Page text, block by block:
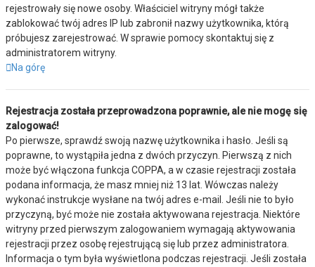
rejestrowały się nowe osoby. Właściciel witryny mógł także
zablokować twój adres IP lub zabronił nazwy użytkownika, którą
próbujesz zarejestrować. W sprawie pomocy skontaktuj się z
administratorem witryny.
Na górę
Rejestracja została przeprowadzona poprawnie, ale nie mogę się
zalogować!
Po pierwsze, sprawdź swoją nazwę użytkownika i hasło. Jeśli są
poprawne, to wystąpiła jedna z dwóch przyczyn. Pierwszą z nich
może być włączona funkcja COPPA, a w czasie rejestracji została
podana informacja, że masz mniej niż 13 lat. Wówczas należy
wykonać instrukcje wysłane na twój adres e-mail. Jeśli nie to było
przyczyną, być może nie została aktywowana rejestracja. Niektóre
witryny przed pierwszym zalogowaniem wymagają aktywowania
rejestracji przez osobę rejestrującą się lub przez administratora.
Informacja o tym była wyświetlona podczas rejestracji. Jeśli została